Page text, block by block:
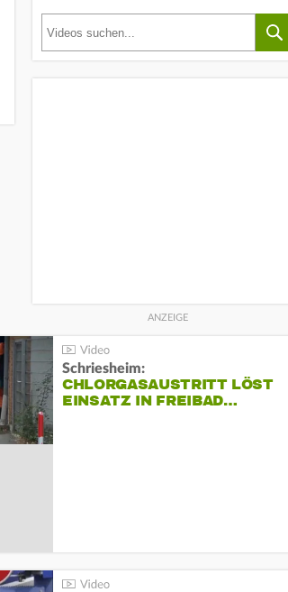
Schriesheim:
CHLORGASAUSTRITT LÖST
EINSATZ IN FREIBAD…